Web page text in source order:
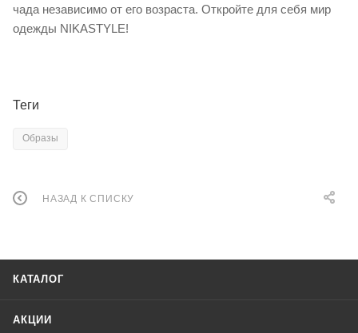
чада независимо от его возраста. Откройте для себя мир
одежды NIKASTYLE!
Теги
Образы
НАЗАД К СПИСКУ
КАТАЛОГ
АКЦИИ